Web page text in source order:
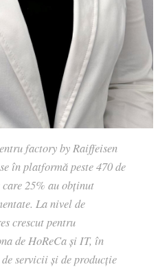
factory by Raiffeisen
în platformă peste 470 de
25% au obținut
La nivel de
crescut pentru
de HoReCa și IT, în
servicii și de producție